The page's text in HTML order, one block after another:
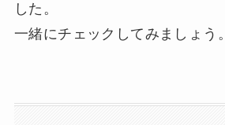
した。
一緒にチェックしてみましょう。